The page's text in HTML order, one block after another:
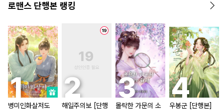
로맨스 단행본 랭킹
병미인화살저도
해일주의보 [단행
몰락한 가문의 소
우봉군 [단행본]